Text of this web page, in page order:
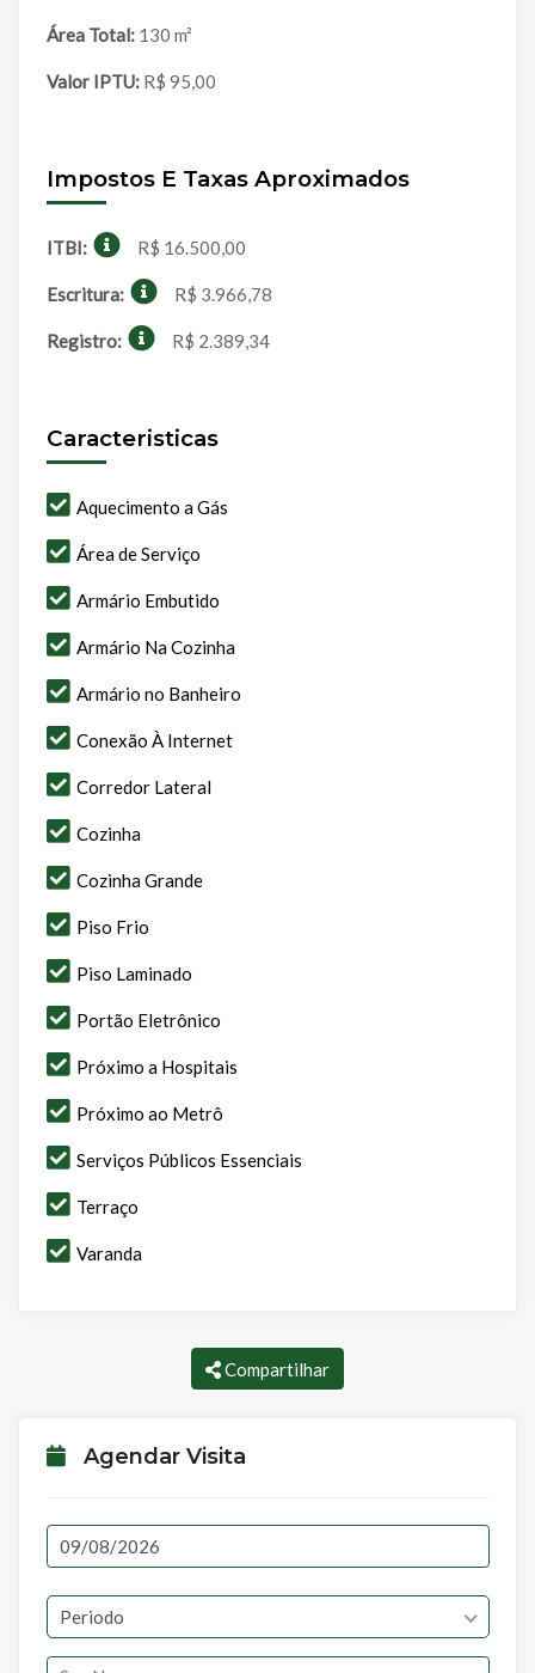
Área Total: 130 m²
Valor IPTU: R$ 95,00
Impostos E Taxas Aproximados
ITBI: R$ 16.500,00
Escritura: R$ 3.966,78
Registro: R$ 2.389,34
Caracteristicas
Aquecimento a Gás
Área de Serviço
Armário Embutido
Armário Na Cozinha
Armário no Banheiro
Conexão À Internet
Corredor Lateral
Cozinha
Cozinha Grande
Piso Frio
Piso Laminado
Portão Eletrônico
Próximo a Hospitais
Próximo ao Metrô
Serviços Públicos Essenciais
Terraço
Varanda
Compartilhar
Agendar Visita
Periodo